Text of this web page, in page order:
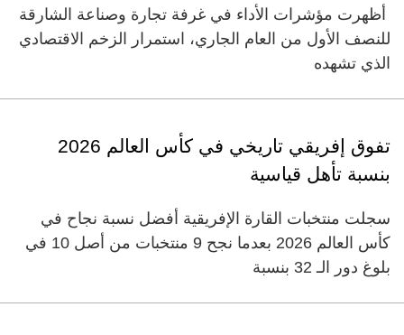
أظهرت مؤشرات الأداء في غرفة تجارة وصناعة الشارقة
للنصف الأول من العام الجاري، استمرار الزخم الاقتصادي
الذي تشهده
تفوق إفريقي تاريخي في كأس العالم 2026
بنسبة تأهل قياسية
سجلت منتخبات القارة الإفريقية أفضل نسبة نجاح في
كأس العالم 2026 بعدما نجح 9 منتخبات من أصل 10 في
بلوغ دور الـ 32 بنسبة